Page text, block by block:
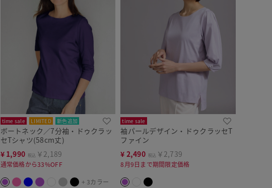
time sale LIMITED 新色追加
ボートネック／7分袖・ドゥクラッ
セTシャツ(58cm丈)
¥ 1,990 税込 ￥2,189
通常価格から33%OFF
+ 3カラー
time sale
袖パールデザイン・ドゥクラッセT
ファイン
¥ 2,490 税込 ￥2,739
8月9日まで期間限定価格